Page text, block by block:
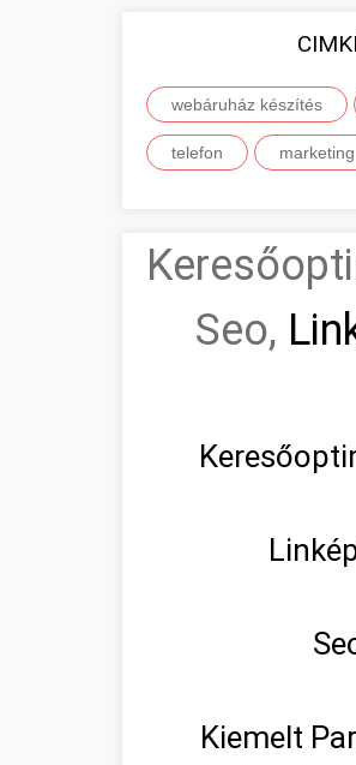
webáruház készítés
telefon marketing
Seo,
Kiemelt